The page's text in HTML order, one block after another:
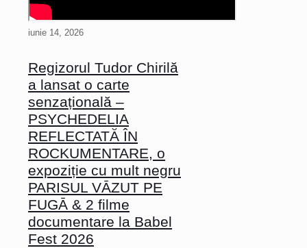
iunie 14, 2026
Regizorul Tudor Chirilă
a lansat o carte
senzațională –
PSYCHEDELIA
REFLECTATĂ ÎN
ROCKUMENTARE, o
expoziție cu mult negru
PARISUL VĀZUT PE
FUGĀ & 2 filme
documentare la Babel
Fest 2026